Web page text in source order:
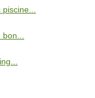
piscine...
bon...